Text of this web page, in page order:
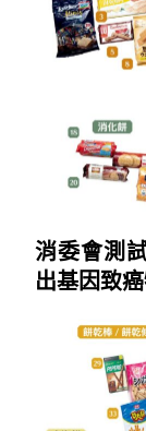
消委會測
出基因致